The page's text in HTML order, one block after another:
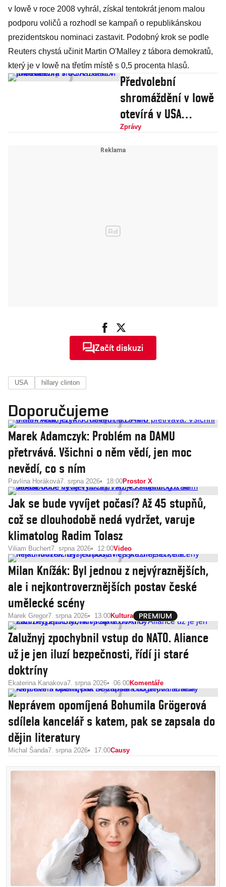
v Iowě v roce 2008 vyhrál, získal tentokrát jenom malou
podporu voličů a rozhodl se kampaň o republikánskou
prezidentskou nominaci zastavit. Podobný krok se podle
Reuters chystá učinit Martin O'Malley z tábora demokratů,
který je v Iowě na třetím místě s 0,5 procenta hlasů.
Předvolební
shromáždění v Iowě
otevírá v USA
maraton primárek
Zprávy
Začít diskuzi
USA hillary clinton
Doporučujeme
Marek Adamczyk: Problém na DAMU
přetrvává. Všichni o něm vědí, jen moc
nevědí, co s ním
Pavlína Horáková7. srpna 2026 18:00Prostor X
Jak se bude vyvíjet počasí? Až 45 stupňů,
což se dlouhodobě nedá vydržet, varuje
klimatolog Radim Tolasz
Viliam Buchert7. srpna 2026 12:00Video
Milan Knížák: Byl jednou z nejvýraznějších,
ale i nejkontroverznějších postav české
umělecké scény
Marek Gregor7. srpna 2026 13:00Kultura
Zalužnyj zpochybnil vstup do NATO. Aliance
už je jen iluzí bezpečnosti, řídí ji staré
doktríny
Ekaterina Kanakova7. srpna 2026 06:00Komentáře
Neprávem opomíjená Bohumila Grögerová
sdílela kancelář s katem, pak se zapsala do
dějin literatury
Michal Šanda7. srpna 2026 17:00Causy